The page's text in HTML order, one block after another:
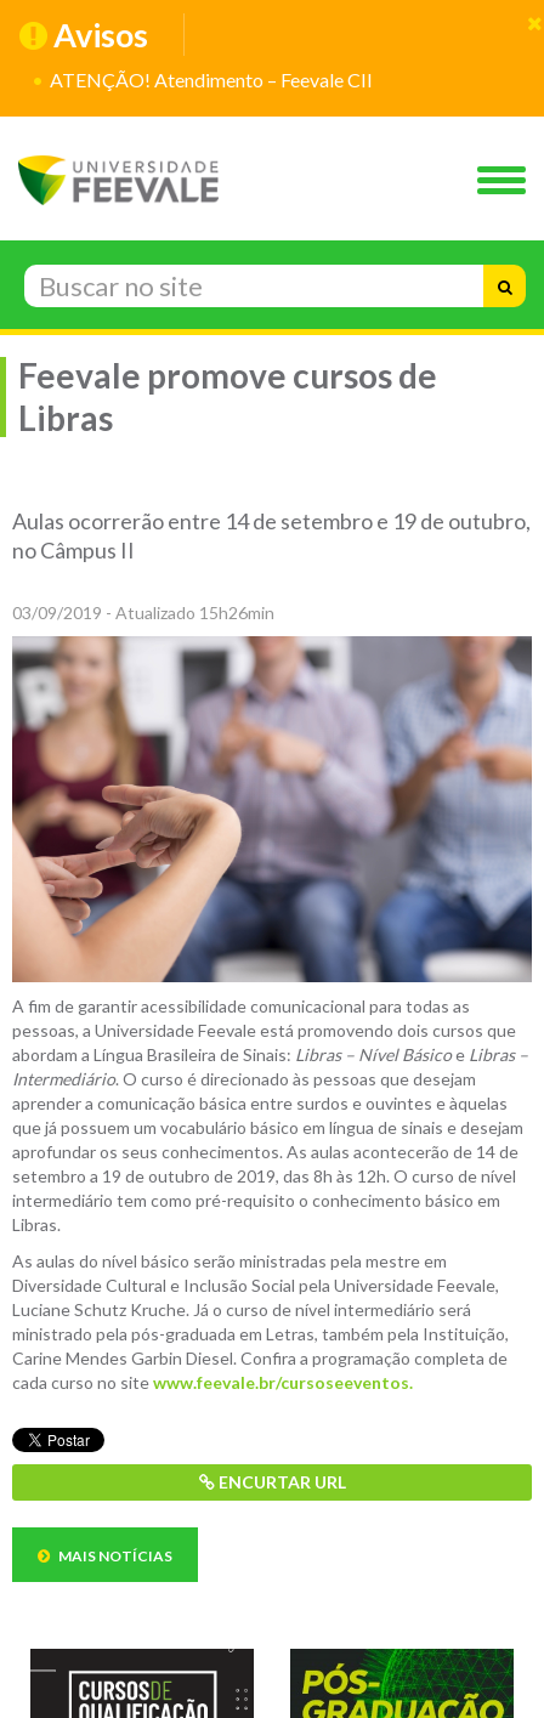
Avisos
ATENÇÃO! Atendimento – Feevale CII
Feevale promove cursos de
Libras
Aulas ocorrerão entre 14 de setembro e 19 de outubro,
no Câmpus II
03/09/2019 - Atualizado 15h26min
A fim de garantir acessibilidade comunicacional para todas as
pessoas, a Universidade Feevale está promovendo dois cursos que
abordam a Língua Brasileira de Sinais: Libras – Nível Básicoe Libras –
Intermediário. O curso é direcionado às pessoas que desejam
aprender a comunicação básica entre surdos e ouvintes e àquelas
que já possuem um vocabulário básico em língua de sinais e desejam
aprofundar os seus conhecimentos. As aulas acontecerão de 14 de
setembro a 19 de outubro de 2019, das 8h às 12h. O curso de nível
intermediário tem como pré-requisito o conhecimento básico em
Libras.
As aulas do nível básico serão ministradas pela mestre em
Diversidade Cultural e Inclusão Social pela Universidade Feevale,
Luciane Schutz Kruche. Já o curso de nível intermediário será
ministrado pela pós-graduada em Letras, também pela Instituição,
Carine Mendes Garbin Diesel. Confira a programação completa de
cada curso no sitewww.feevale.br/cursoseeventos.
ENCURTAR URL
MAIS NOTÍCIAS